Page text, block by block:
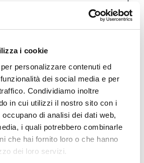
i cookie
personalizzare contenuti ed
dei social media e per
Condividiamo inoltre
in cui utilizzi il nostro sito con i
di analisi dei dati web,
i quali potrebbero combinarle
che hai fornito loro o che hanno
dei loro servizi.
gestita dall’Agenzia si basa